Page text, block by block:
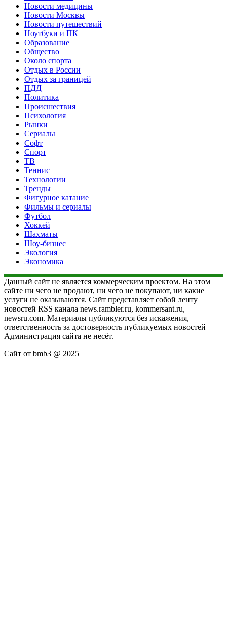
Новости медицины
Новости Москвы
Новости путешествий
Ноутбуки и ПК
Образование
Общество
Около спорта
Отдых в России
Отдых за границей
ПДД
Политика
Происшествия
Психология
Рынки
Сериалы
Софт
Спорт
ТВ
Теннис
Технологии
Тренды
Фигурное катание
Фильмы и сериалы
Футбол
Хоккей
Шахматы
Шоу-бизнес
Экология
Экономика
Данный сайт не является коммерческим проектом. На этом
сайте ни чего не продают, ни чего не покупают, ни какие
услуги не оказываются. Сайт представляет собой ленту
новостей RSS канала news.rambler.ru, kommersant.ru,
newsru.com. Материалы публикуются без искажения,
ответственность за достоверность публикуемых новостей
Администрация сайта не несёт.
Сайт от bmb3 @ 2025